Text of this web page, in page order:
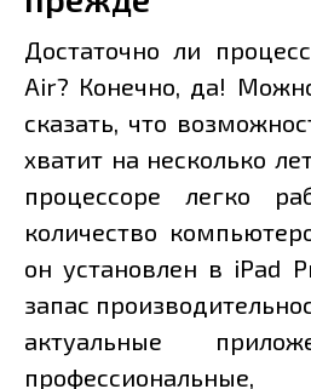
Достаточно ли
Air? Конечно, да!
сказать, что
хватит на несколько
процессоре легко
количество
он установлен в iPad
запас
актуальные